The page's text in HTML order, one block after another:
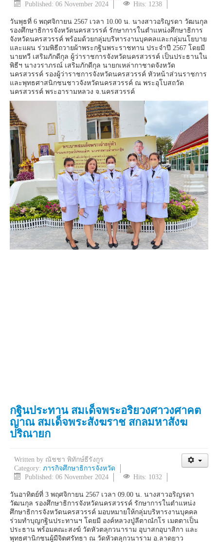
Published: 06 November 2024
Hits: 1238
วันพุธที่ 6 พฤศจิกายน 2567 เวลา 10.00 น. นางสาวอริญรดา วัฒนกุล
รองศึกษาธิการจังหวัดนครสวรรค์ รักษาการในตำแหน่งศึกษาธิการ
จังหวัดนครสวรรค์ พร้อมด้วยกลุ่มบริหารงานบุคคลและกลุ่มนโยบาย
และแผน ร่วมพิธีถวายผ้าพระกฐินพระราชทาน ประจำปี 2567 โดยมี
นายทวี เสริมภักดีกุล ผู้ว่าราชการจังหวัดนครสวรรค์ เป็นประธานใน
พิธีฯ นางวราภรณ์ เสริมภักดีกุล นายกเหล่ากาชาดจังหวัด
นครสวรรค์ รองผู้ว่าราชการจังหวัดนครสวรรค์ หัวหน้าส่วนราชการ
และพุทธศาสนิกชนชาวจังหวัดนครสวรรค์ ณ พระอุโบสถวัด
นครสวรรค์ พระอารามหลวง จ.นครสวรรค์
กฐินประทาน สมเด็จพระอริยวงศาวงศาคต
ญาณ สมเด็จพระสังฆราช สกลมหาสังฆ
ปริณายก
Written by ณัชชา พิทักษ์ธีรังกูร
Category: ภารกิจศึกษาธิการจังหวัด
Published: 06 November 2024
Hits: 1032
วันอาทิตย์ที่ 3 พฤศจิกายน 2567 เวลา 09.00 น. นางสาวอริญรดา
วัฒนกุล รองศึกษาธิการจังหวัดนครสวรรค์ รักษาการในตำแหน่ง
ศึกษาธิการจังหวัดนครสวรรค์ มอบหมายให้กลุ่มบริหารงานบุคคล
ร่วมทำบุญกฐินประทานฯ โดยมี องค์หลวงปู่ลีตาณํกโร เมตตาเป็น
ประธาน พร้อมคณะสงฆ์ วัดหัวตลุกวนาราม อุบาสกอุบาสิกา และ
พุทธศานิกชนผู้มีจิตศรัทธา ณ วัดหัวตลุกวนาราม อ.ลาดยาว